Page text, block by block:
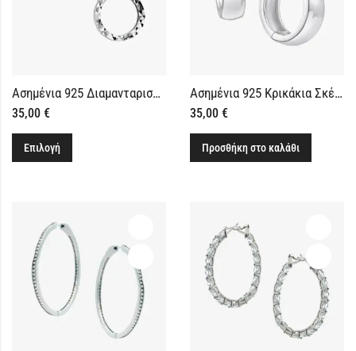
Ασημένια 925 Διαμανταρισμένα Κρικάκια Καθημερινά
35,00 €
Επιλογή
Ασημένια 925 Κρικάκια Σκέτα Πλακέ
35,00 €
Προσθήκη στο καλάθι